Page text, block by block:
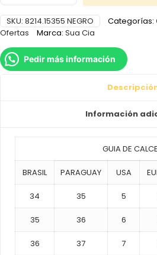
SKU: 8214.15355 NEGRO Categorías:
Ofertas
Marca: Sua Cia
Pedir más información
Información
GUIA DE
BRASIL PARAGUAY USA
34 35 5
35 36 6
36 37 7